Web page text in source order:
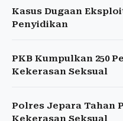
Kasus Dugaan
Penyidikan
PKB Kumpulkan 250
Kekerasan Seksual
Polres Jepara Tahan
Kekerasan Seksual